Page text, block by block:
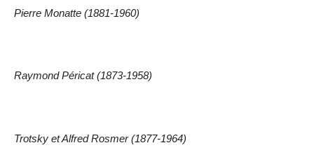
Pierre Monatte (1881-1960)
Raymond Péricat (1873-1958)
Trotsky et Alfred Rosmer (1877-1964)